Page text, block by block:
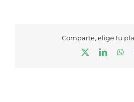
Comparte, elige tu